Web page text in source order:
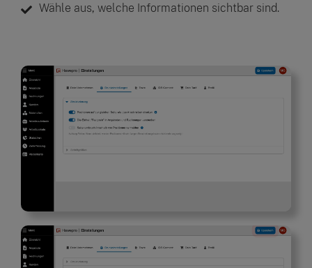
Wähle aus, welche Informationen sichtbar sind.